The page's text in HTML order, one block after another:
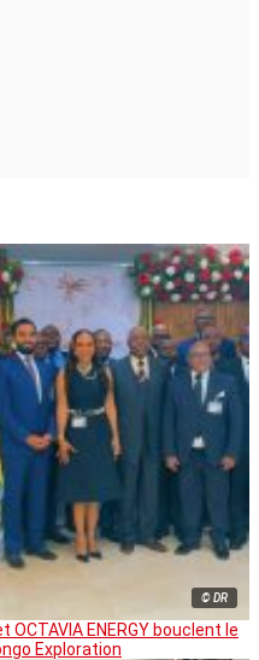
© DR
OCTAVIA ENERGY bouclent le
Exploration